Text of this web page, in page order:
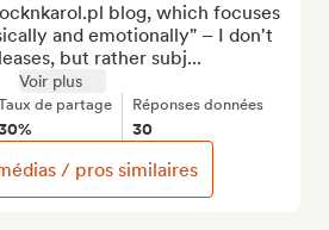
blog, which focuses
and emotionally" – I don't
but rather subj...
Voir plus
de partage Réponses données
30
/ pros similaires